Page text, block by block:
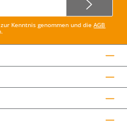
zur Kenntnis genommen und dieAGB